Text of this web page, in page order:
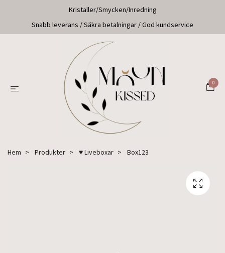
Kristaller/Smycken/Inredning
Snabb leverans / Säkra betalningar / God kundservice
0
Hem Produkter ♥ Liveboxar Box123